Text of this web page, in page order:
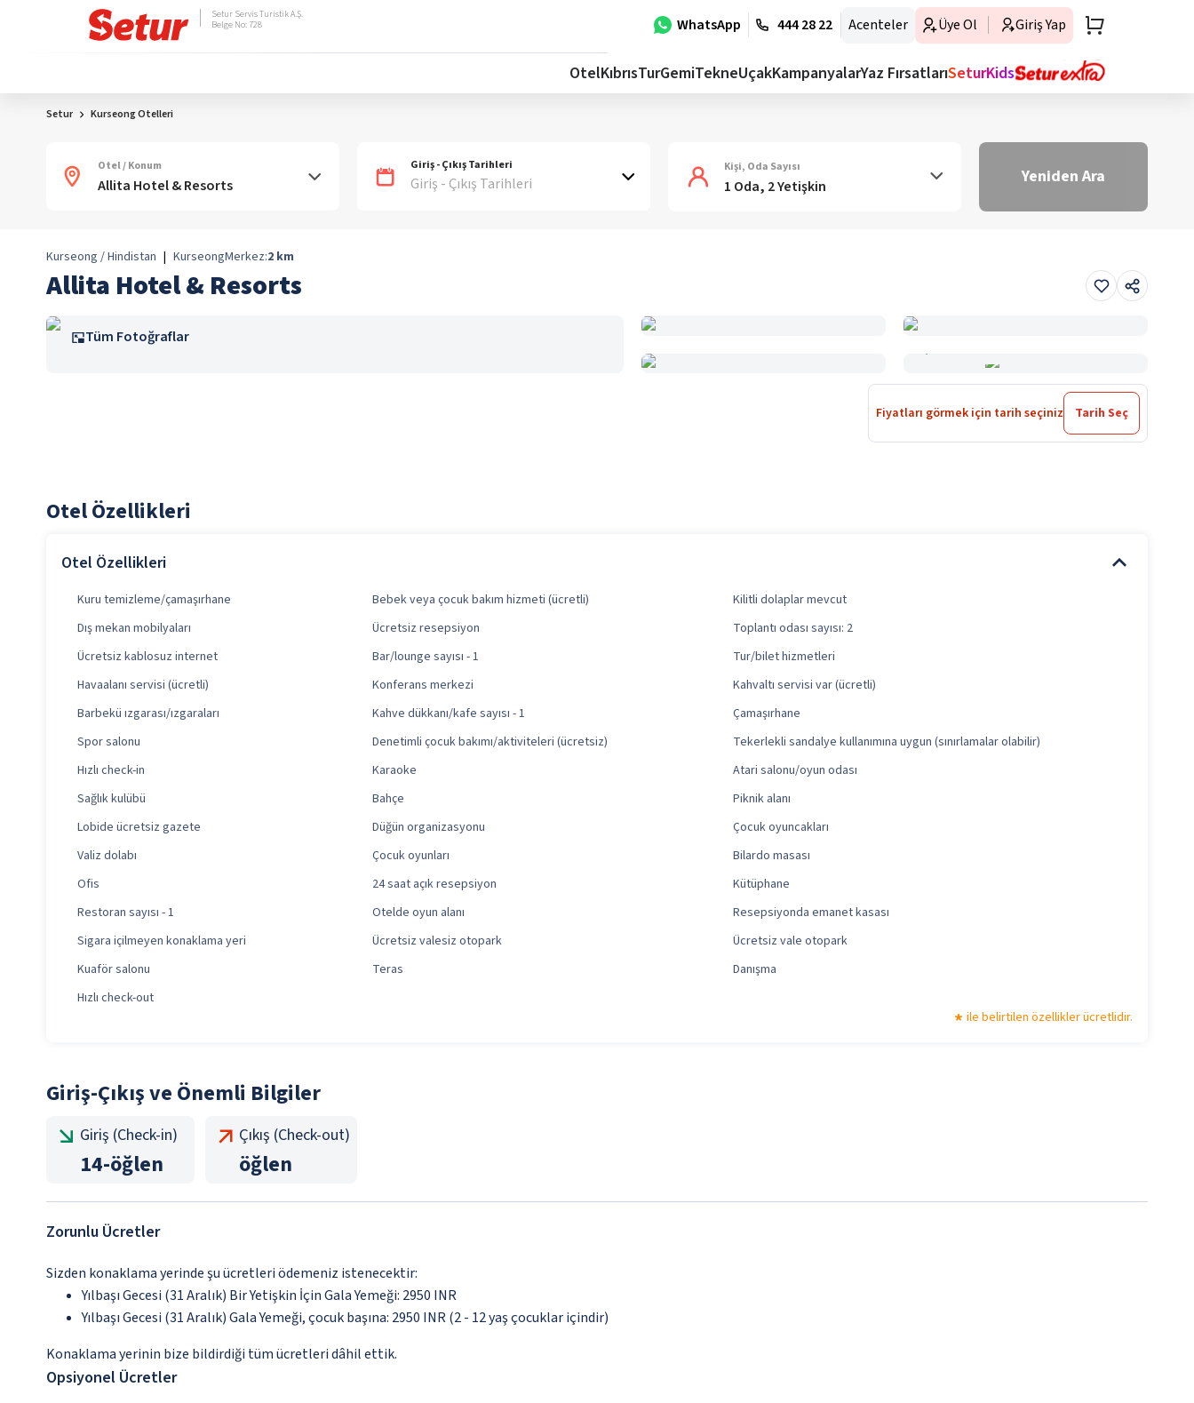
WhatsApp 444 28 22 Acenteler Üye Ol Giriş Yap
Setur Servis Turistik A.Ş.
Belge No: 728
OtelKıbrısTurGemiTekneUçakKampanyalarYaz FırsatlarıSeturKids
Setur Kurseong Otelleri
Otel / Konum Giriş - Çıkış Tarihleri
Giriş - Çıkış Tarihleri
Kişi, Oda Sayısı
1 Oda, 2 Yetişkin Yeniden Ara
Kurseong / Hindistan | KurseongMerkez:2 km
Allita Hotel & Resorts
Tüm Fotoğraflar
Fiyatları görmek için tarih seçiniz Tarih Seç
Otel Özellikleri
Otel Özellikleri
Kuru temizleme/çamaşırhane Bebek veya çocuk bakım hizmeti (ücretli)
Kilitli dolaplar mevcut
Dış mekan mobilyaları
Ücretsiz resepsiyon
Toplantı odası sayısı: 2
Ücretsiz kablosuz internet
Bar/lounge sayısı - 1
Tur/bilet hizmetleri
Havaalanı servisi (ücretli)
Konferans merkezi
Kahvaltı servisi var (ücretli)
Barbekü ızgarası/ızgaraları
Kahve dükkanı/kafe sayısı - 1
Çamaşırhane
Spor salonu
Denetimli çocuk bakımı/aktiviteleri (ücretsiz)
Tekerlekli sandalye kullanımına uygun (sınırlamalar olabilir)
Hızlı check-in
Karaoke
Atari salonu/oyun odası
Sağlık kulübü
Bahçe
Piknik alanı
Lobide ücretsiz gazete
Düğün organizasyonu
Çocuk oyuncakları
Valiz dolabı
Çocuk oyunları
Bilardo masası
Ofis
24 saat açık resepsiyon
Kütüphane
Restoran sayısı - 1
Otelde oyun alanı
Resepsiyonda emanet kasası
Sigara içilmeyen konaklama yeri
Ücretsiz valesiz otopark
Ücretsiz vale otopark
Kuaför salonu
Teras
Danışma
Hızlı check-out
ile belirtilen özellikler ücretlidir.
Giriş-Çıkış ve Önemli Bilgiler
Giriş (Check-in)
14-öğlen
Çıkış (Check-out)
öğlen
Zorunlu Ücretler
Sizden konaklama yerinde şu ücretleri ödemeniz istenecektir:
Yılbaşı Gecesi (31 Aralık) Bir Yetişkin İçin Gala Yemeği: 2950 INR
Yılbaşı Gecesi (31 Aralık) Gala Yemeği, çocuk başına: 2950 INR (2 - 12 yaş çocuklar içindir)
Konaklama yerinin bize bildirdiği tüm ücretleri dâhil ettik.
Opsiyonel Ücretler